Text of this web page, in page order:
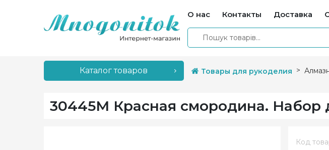
О нас Контакты Доставка
Каталог товаров Товары для рукоделия
30445M Красная смородина. Набор
Код